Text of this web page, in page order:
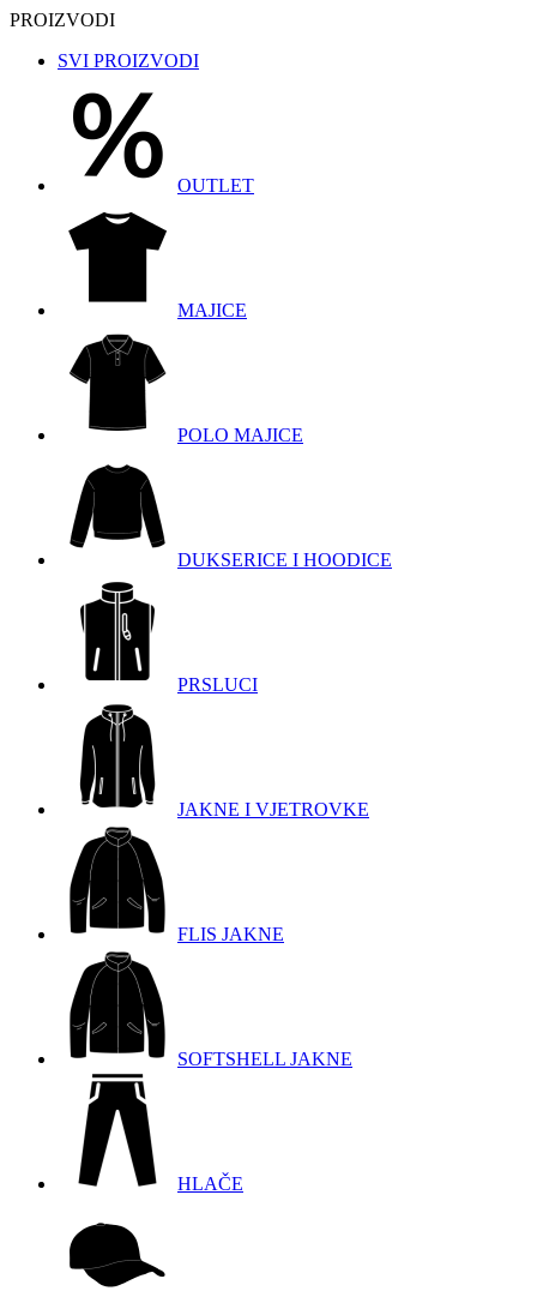
PROIZVODI
SVI PROIZVODI
OUTLET
MAJICE
POLO MAJICE
DUKSERICE I HOODICE
PRSLUCI
JAKNE I VJETROVKE
FLIS JAKNE
SOFTSHELL JAKNE
HLAČE